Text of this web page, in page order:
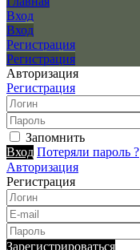
Вход
Вход
Регистрация
Регистрация
Авторизация
Регистрация
Запомнить
Вход Потеряли пароль ?
Авторизация
Регистрация
Зарегистрироваться